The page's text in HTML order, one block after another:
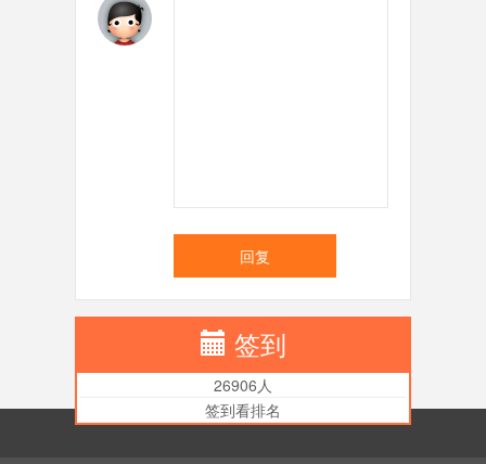
回复
签到
26906人
签到看排名